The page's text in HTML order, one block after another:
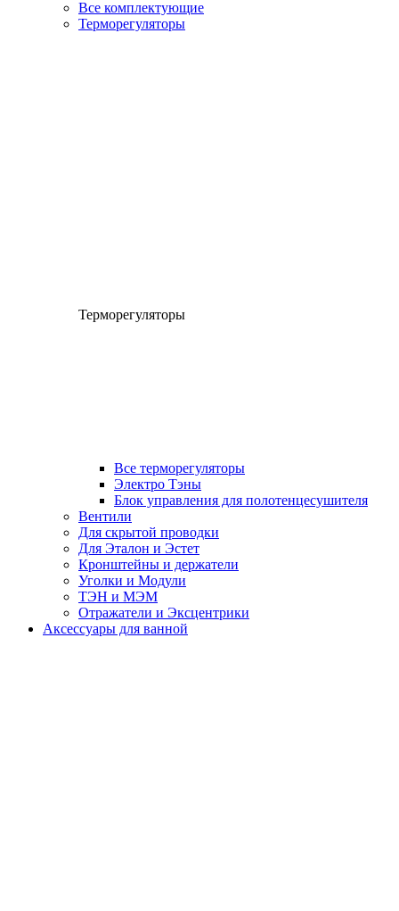
Все комплектующие
Терморегуляторы
Терморегуляторы
Все терморегуляторы
Электро Тэны
Блок управления для полотенцесушителя
Вентили
Для скрытой проводки
Для Эталон и Эстет
Кронштейны и держатели
Уголки и Модули
ТЭН и МЭМ
Отражатели и Эксцентрики
Аксессуары для ванной